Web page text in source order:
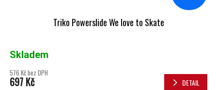
Triko Powerslide We love to Skate
Skladem
576 Kč bez DPH
697 Kč DETAIL